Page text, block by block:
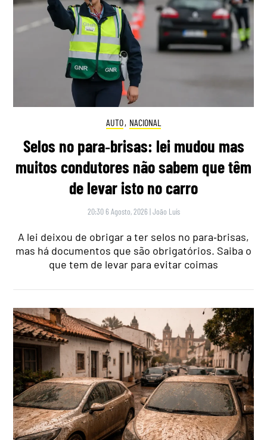
AUTO, NACIONAL
Selos no para‑brisas: lei mudou mas
muitos condutores não sabem que têm
de levar isto no carro
20:30 6 Agosto, 2026 |João Luís
A lei deixou de obrigar a ter selos no para‑brisas,
mas há documentos que são obrigatórios. Saiba o
que tem de levar para evitar coimas